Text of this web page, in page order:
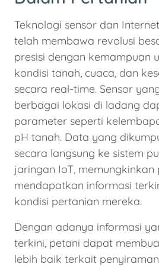
Teknologi sensor dan
telah membawa revolusi
presisi dengan kemampuan
kondisi tanah, cuaca, dan
secara real-time. Sensor
berbagai lokasi di ladang
parameter seperti
pH tanah. Data yang
secara langsung ke sistem
jaringan IoT, memungkinkan
mendapatkan informasi
kondisi pertanian mereka.
Dengan adanya informasi
terkini, petani dapat
lebih baik terkait